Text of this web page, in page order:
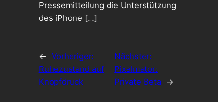
Pressemitteilung die Unterstützung
des iPhone […]
← Vorheriger:
Ruhezustand auf
Knopfdruck
Nächster:
Pixelmator:
Private Beta →